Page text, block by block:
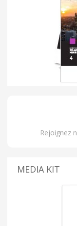
Rejoignez
MEDIA KIT